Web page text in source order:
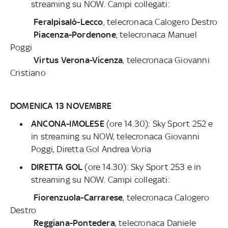
streaming su NOW. Campi collegati:
Feralpisalò-Lecco, telecronaca Calogero Destro
Piacenza-Pordenone, telecronaca Manuel
Poggi
Virtus Verona-Vicenza, telecronaca Giovanni
Cristiano
DOMENICA 13 NOVEMBRE
ANCONA-IMOLESE(ore 14.30): Sky Sport 252 e
in streaming su NOW, telecronaca Giovanni
Poggi, Diretta Gol Andrea Voria
DIRETTA GOL (ore 14.30): Sky Sport 253 e in
streaming su NOW. Campi collegati:
Fiorenzuola-Carrarese, telecronaca Calogero
Destro
Reggiana-Pontedera, telecronaca Daniele